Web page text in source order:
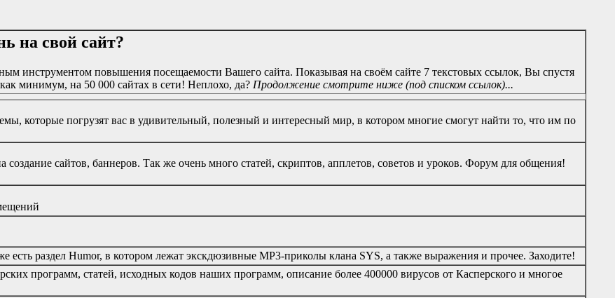
на свой сайт?
инструментом повышения посещаемости Вашего сайта. Показывая на своём сайте 7 текстовых ссылок, Вы спустя
минимум, на 50 000 сайтах в сети! Неплохо, да? Продолжение смотрите ниже (под списком ссылок)...
которые погрузят вас в удивительный, полезный и интересный мир, в котором многие смогут найти то, что им по
создание сайтов, баннеров. Так же очень много статей, скриптов, апплетов, советов и уроков. Форум для общения!
раздел Humor, в котором лежат экскдюзивные MP3-приколы клана SYS, а также выражения и прочее. Заходите!
программ, статей, исходных кодов наших программ, описание более 400000 вирусов от Касперского и многое